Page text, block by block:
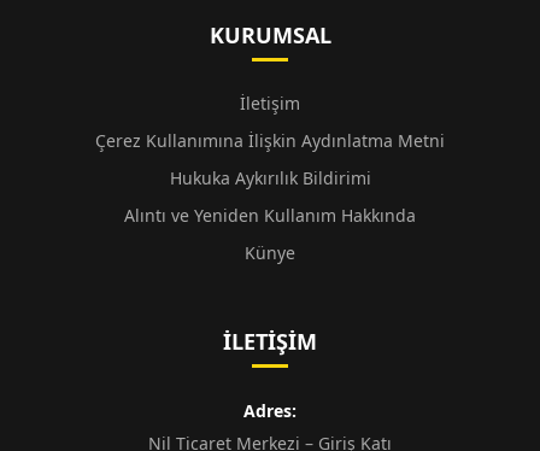
KURUMSAL
İletişim
Çerez Kullanımına İlişkin Aydınlatma Metni
Hukuka Aykırılık Bildirimi
Alıntı ve Yeniden Kullanım Hakkında
Künye
İLETIŞIM
Adres:
Nil Ticaret Merkezi – Giriş Katı